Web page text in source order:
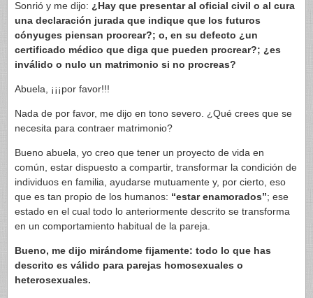
Sonrió y me dijo: ¿Hay que presentar al oficial civil o al cura
una declaración jurada que indique que los futuros
cónyuges piensan procrear?; o, en su defecto ¿un
certificado médico que diga que pueden procrear?; ¿es
inválido o nulo un matrimonio si no procreas?
Abuela, ¡¡¡por favor!!!
Nada de por favor, me dijo en tono severo. ¿Qué crees que se
necesita para contraer matrimonio?
Bueno abuela, yo creo que tener un proyecto de vida en
común, estar dispuesto a compartir, transformar la condición de
individuos en familia, ayudarse mutuamente y, por cierto, eso
que es tan propio de los humanos: “estar enamorados”; ese
estado en el cual todo lo anteriormente descrito se transforma
en un comportamiento habitual de la pareja.
Bueno, me dijo mirándome fijamente: todo lo que has
descrito es válido para parejas homosexuales o
heterosexuales.